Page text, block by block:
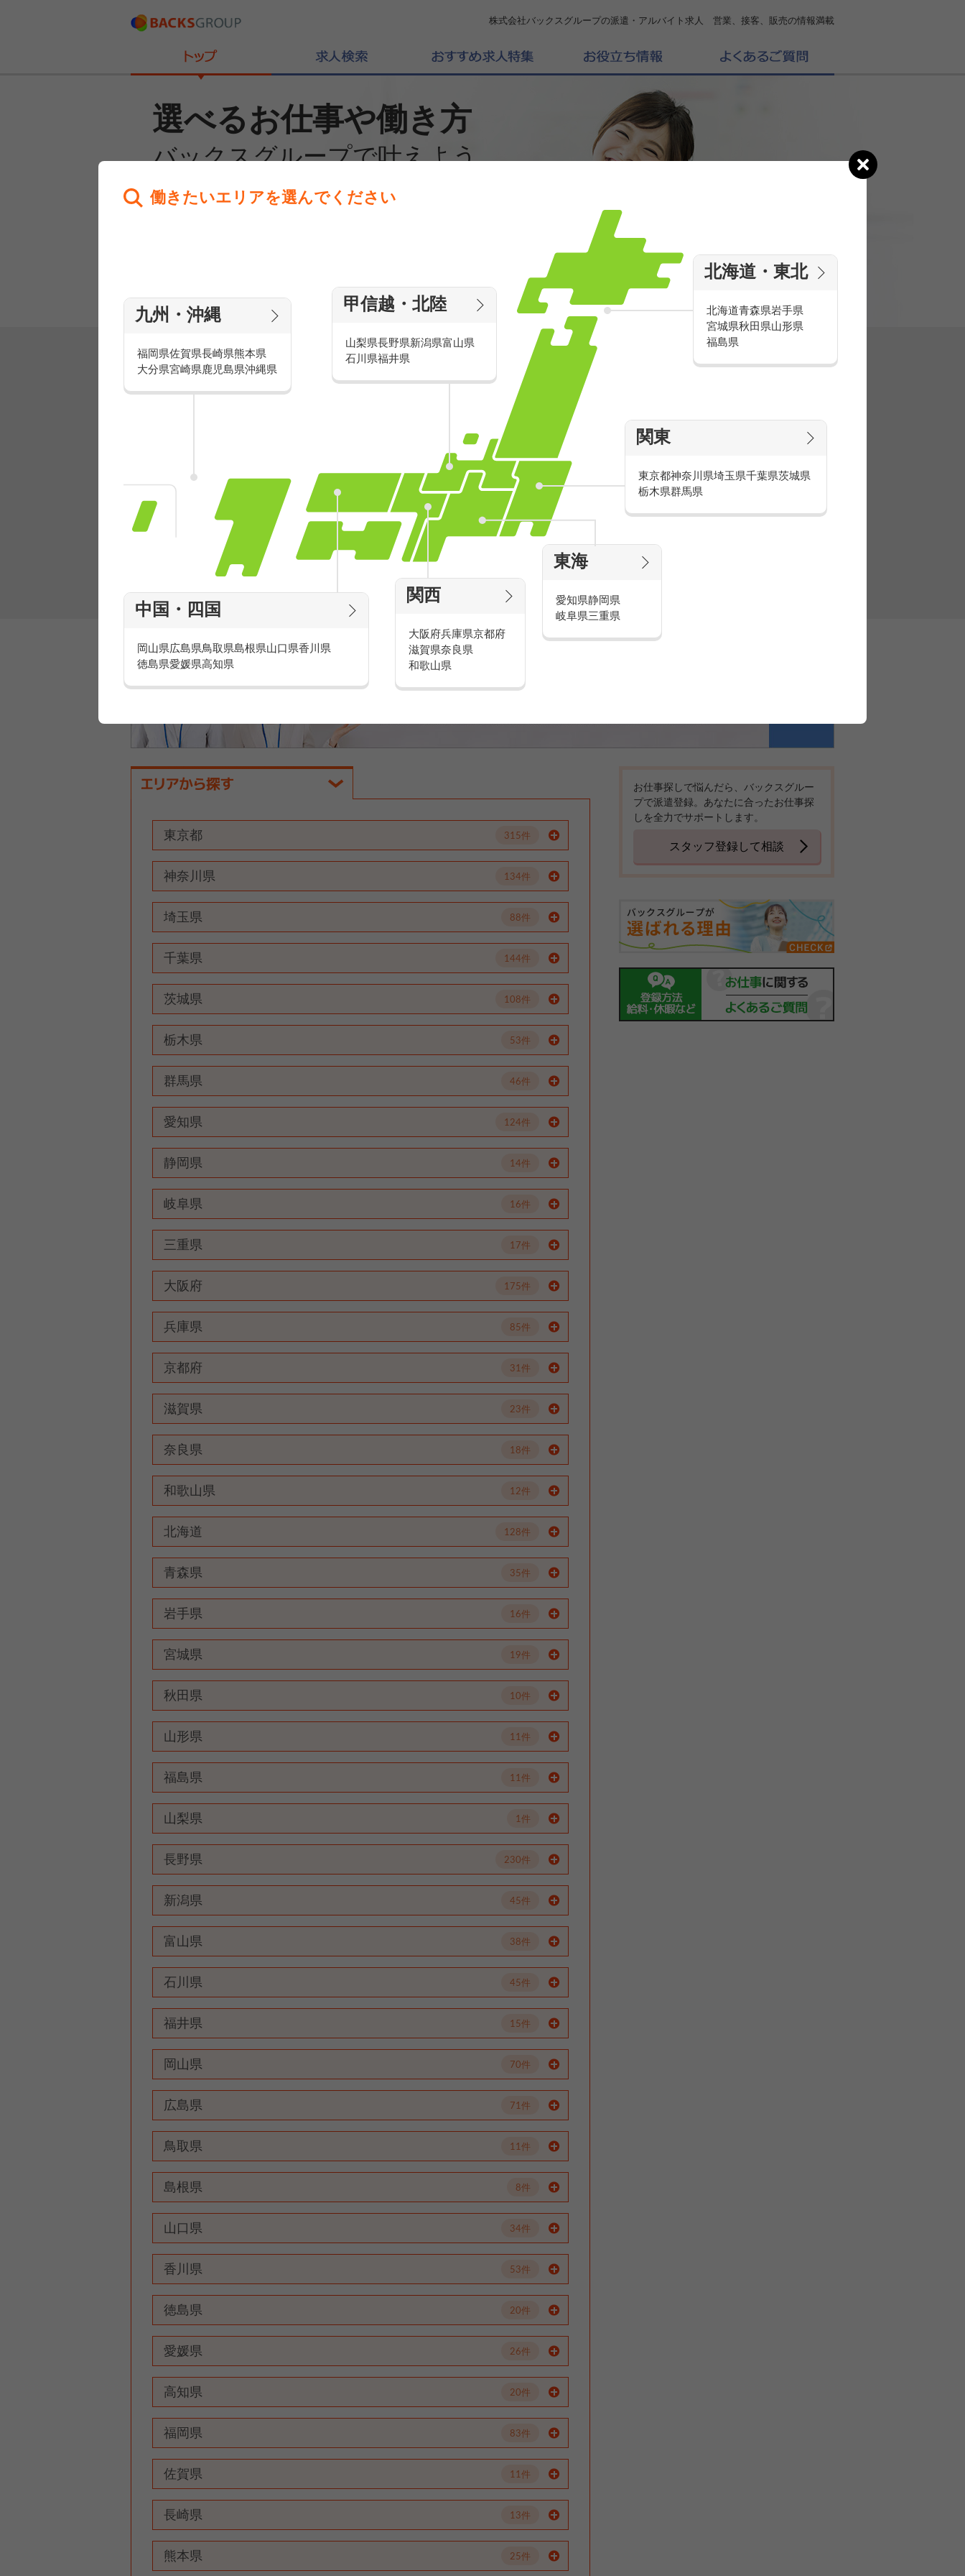
株式会社バックスグループの派遣・アルバイト求人 営業、接客、販売の情報満載
選べるお仕事や働き方
バックスグループで叶えよう
働きたいエリアを選んでください
エリアの
働きたいエリアを選んでください
北海道・東北
北海道青森県岩手県
宮城県秋田県山形県
福島県
関東
東京都神奈川県埼玉県千葉県茨城県
栃木県群馬県
東海
愛知県静岡県
岐阜県三重県
関西
大阪府兵庫県京都府
滋賀県奈良県
和歌山県
中国・四国
岡山県広島県鳥取県島根県山口県香川県
徳島県愛媛県高知県
九州・沖縄
福岡県佐賀県長崎県熊本県
大分県宮崎県鹿児島県沖縄県
甲信越・北陸
山梨県長野県新潟県富山県
石川県福井県
派遣・アルバイトのおすすめ求人特集
有名ブランドで楽しく働こう
人気を誇るブランドで 販売&店舗運営スタッ
フ積極採用中！
家電量販店の派遣・バイト求人
家電量販店で働くメリットをご紹介！
官庁・官公庁のお仕事とは
東京都 315件
神奈川県 134件
埼玉県 88件
千葉県 144件
茨城県 108件
栃木県 53件
群馬県 46件
愛知県 124件
静岡県 14件
岐阜県 16件
三重県 17件
大阪府 175件
兵庫県 85件
京都府 31件
滋賀県 23件
奈良県 18件
和歌山県 12件
北海道 128件
青森県 35件
岩手県 16件
宮城県 19件
秋田県 10件
山形県 11件
福島県 11件
山梨県 1件
長野県 230件
新潟県 45件
富山県 38件
石川県 45件
福井県 15件
岡山県 70件
広島県 71件
鳥取県 11件
島根県 8件
山口県 34件
香川県 53件
徳島県 20件
愛媛県 26件
高知県 20件
福岡県 83件
佐賀県 11件
長崎県 13件
熊本県 25件
お仕事探しで悩んだら、バックスグルー
プで派遣登録。あなたに合ったお仕事探
しを全力でサポートします。
スタッフ登録して相談